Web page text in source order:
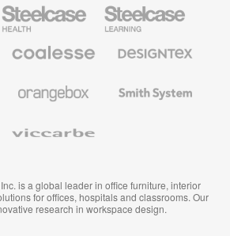
Health
Education
Möbel
Büromöbel
Textilien
System
is a global leader in office furniture, interior
for offices, hospitals and classrooms. Our
research in workspace design.